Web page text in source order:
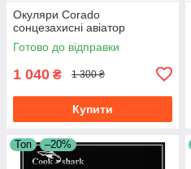
Окуляри Corado
сонцезахисні авіатор
Готово до відправки
1 040 ₴ 1 300 ₴
Купити
Топ –20%